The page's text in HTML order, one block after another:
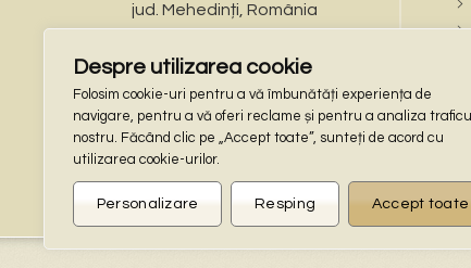
Despre utilizarea cookie
Folosim cookie-uri pentru a vă îmbunătăți experiența de
navigare, pentru a vă oferi reclame și pentru a analiza traficul
nostru. Făcând clic pe „Accept toate”, sunteți de acord cu
utilizarea cookie-urilor.
Personalizare Resping Accept toate
jud. Mehedinți, România
Tel: (+40) 721 695 473
Tel: (+40) 748 862 997
Adresa de email
stalpisorisistatuete@gmail.com
Locaţie GPS
ℹ️ –
🔒 –